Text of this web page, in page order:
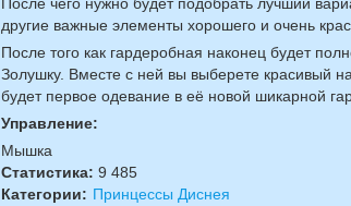
другие важные элементы хорошего и очень
После того как гардеробная наконец будет
Золушку. Вместе с ней вы выберете красивый
будет первое одевание в её новой шикарной
Управление:
Мышка
Статистика: 9 485
Категории: Принцессы Диснея